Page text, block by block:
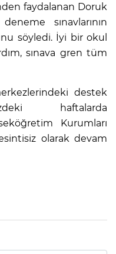
faydalanan Doruk
sınavlarının
söyledi. İyi bir okul
sınava gren tüm
destek
haftalarda
Kurumları
olarak devam